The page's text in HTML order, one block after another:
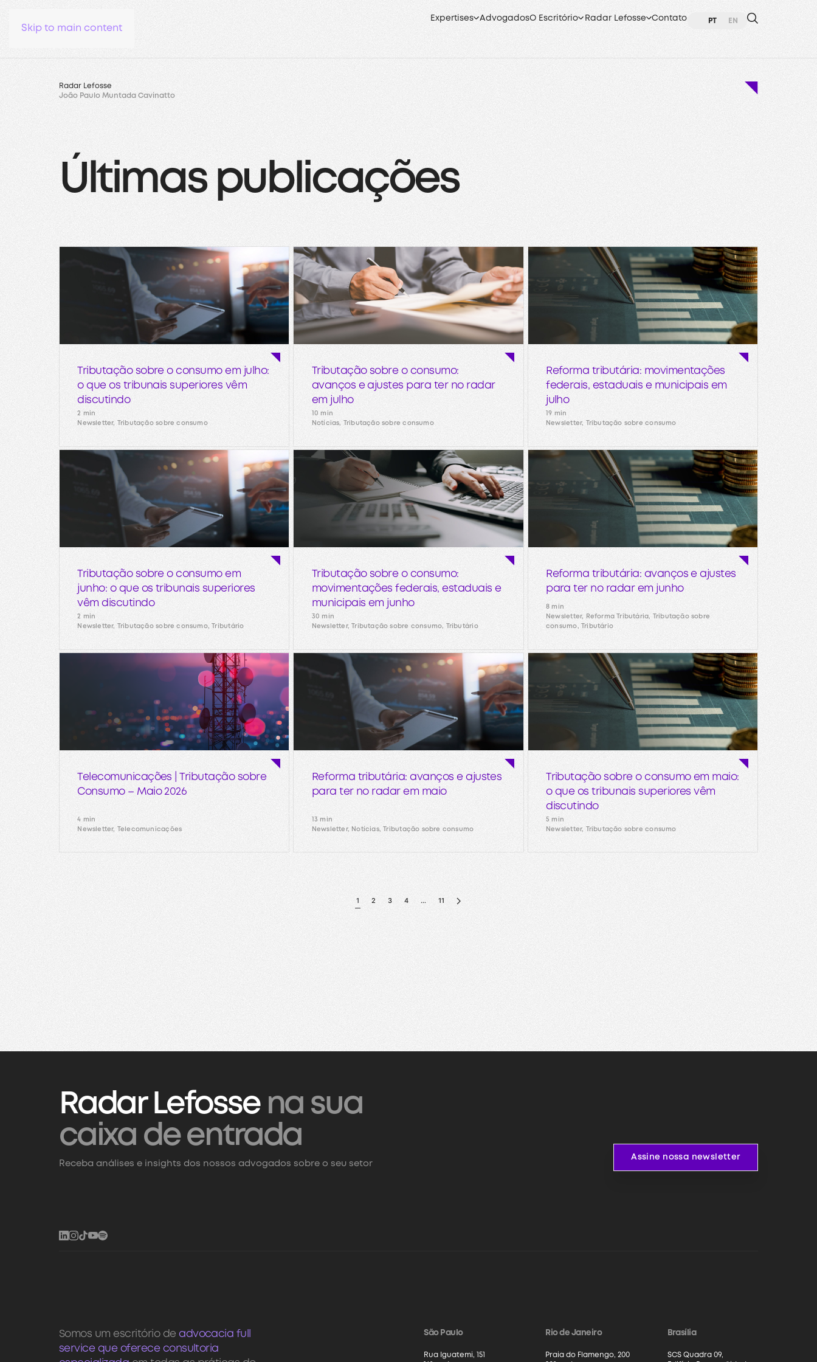
Skip to main content
Expertises AdvogadosO Escritório Radar Lefosse Contato PT EN
Radar Lefosse
João Paulo Muntada Cavinatto
Últimas publicações
Tributação sobre o consumo em julho:
o que os tribunais superiores vêm
discutindo
2 min
Newsletter, Tributação sobre consumo
Tributação sobre o consumo:
avanços e ajustes para ter no radar
em julho
10 min
Notícias, Tributação sobre consumo
Reforma tributária: movimentações
federais, estaduais e municipais em
julho
19 min
Newsletter, Tributação sobre consumo
Tributação sobre o consumo em
junho: o que os tribunais superiores
vêm discutindo
2 min
Newsletter, Tributação sobre consumo, Tributário
Tributação sobre o consumo:
movimentações federais, estaduais e
municipais em junho
30 min
Newsletter, Tributação sobre consumo, Tributário
Reforma tributária: avanços e ajustes
para ter no radar em junho
8 min
Newsletter, Reforma Tributária, Tributação sobre
consumo, Tributário
Telecomunicações | Tributação sobre
Consumo – Maio 2026
4 min
Newsletter, Telecomunicações
Reforma tributária: avanços e ajustes
para ter no radar em maio
13 min
Newsletter, Notícias, Tributação sobre consumo
Tributação sobre o consumo em maio:
o que os tribunais superiores vêm
discutindo
5 min
Newsletter, Tributação sobre consumo
1 2 3 4 … 11
Radar Lefossena sua
caixa de entrada
Receba análises e insights dos nossos advogados sobre o seu setor
Assine nossa newsletter
Somos um escritório deadvocacia full
service que oferece consultoria
São Paulo
Rua Iguatemi, 151
Rio de Janeiro
Praia do Flamengo, 200
Brasília
SCS Quadra 09,